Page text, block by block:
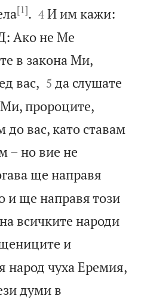
[1]. 

4 И им кажи:
Ако не Ме
в закона Ми,
вас, 

5 да слушате
пророците,
вас, като ставам
– но вие не
ще направя
и ще направя този
всичките народи
и
народ чуха Еремия,
думи в